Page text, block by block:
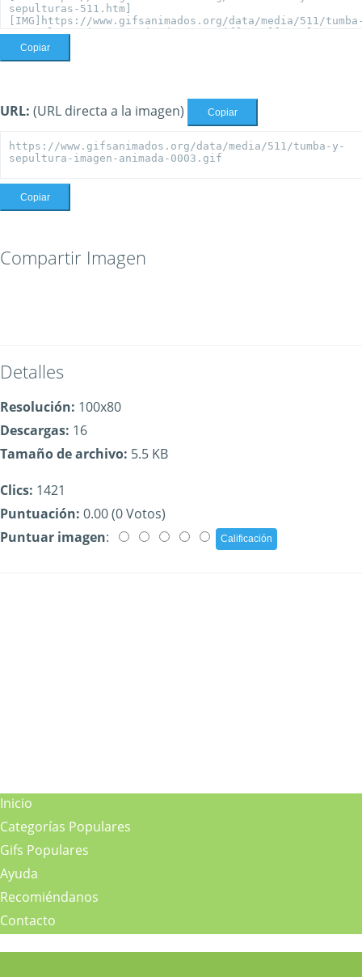
Copiar
URL: (URL directa a la imagen) Copiar
Copiar
Compartir Imagen
Detalles
Resolución: 100x80
Descargas: 16
Tamaño de archivo: 5.5 KB
Clics: 1421
Puntuación: 0.00 (0 Votos)
Puntuar imagen:
Inicio
Categorías Populares
Gifs Populares
Ayuda
Recomiéndanos
Contacto